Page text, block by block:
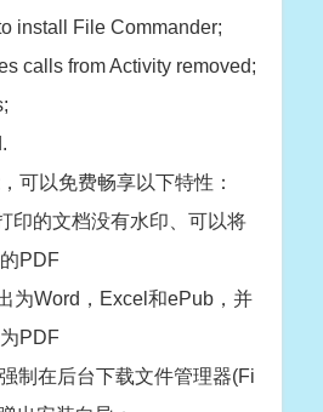
install File Commander;
calls from Activity removed;
可以免费畅享以下特性：
印的文档没有水印、可以将
PDF
为Word，Excel和ePub，并
PDF
制在后台下载文件管理器(Fi